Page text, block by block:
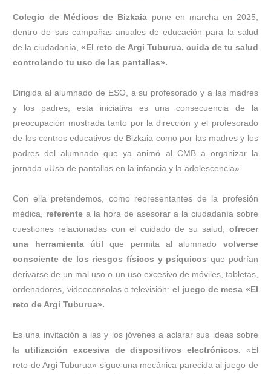
Colegio de Médicos de Bizkaia pone en marcha en 2025,
dentro de sus campañas anuales de educación para la salud
de la ciudadanía,«El reto de Argi Tuburua, cuida de tu salud
controlando tu uso de las pantallas».
Dirigida al alumnado de ESO, a su profesorado y a las madres
y los padres, esta iniciativa es una consecuencia de la
preocupación mostrada tanto por la dirección y el profesorado
de los centros educativos de Bizkaia como por las madres y los
padres del alumnado que ya animó al CMB a organizar la
jornada «Uso de pantallas en la infancia y la adolescencia».
Con ella pretendemos, como representantes de la profesión
médica,
referente a la hora de asesorar a la ciudadanía sobre
cuestiones relacionadas con el cuidado de su salud, ofrecer
una herramienta útil que permita al alumnado volverse
consciente de los riesgos físicos y psíquicos que podrían
derivarse de un mal uso o un uso excesivo de móviles, tabletas,
ordenadores, videoconsolas o televisión: el juego de mesa «El
reto de Argi Tuburua».
Es una invitación a las y los jóvenes a aclarar sus ideas sobre
la utilización excesiva de dispositivos electrónicos. «El
reto de Argi Tuburua» sigue una mecánica parecida al juego de